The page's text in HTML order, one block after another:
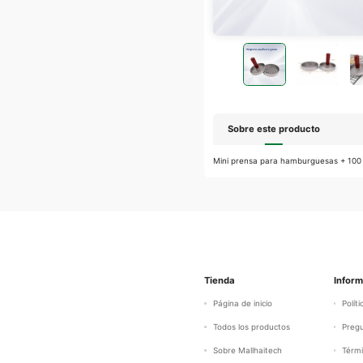
Sobre este producto
Mini prensa para hamburguesas + 100
Tienda
Página de inicio
Todos los productos
Sobre Mallhaitech